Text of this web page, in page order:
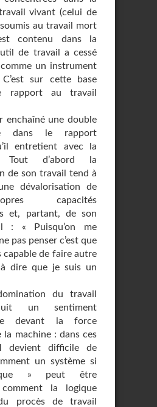
vivant (celui de
soumis au travail mort
contenu dans la
de travail a cessé
un instrument
C’est sur cette base
rapport au travail
enchaîné une double
dans le rapport
entretient avec la
Tout d’abord la
de son travail tend à
dévalorisation de
capacités
et, partant, de son
: « Puisqu’on me
pas penser c’est que
capable de faire autre
à dire que je suis un
du travail
un sentiment
devant la force
la machine : dans ces
devient difficile de
un système si
» peut être
la logique
procès de travail